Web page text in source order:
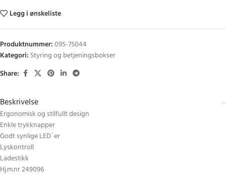
Legg i ønskeliste
Produktnummer:095-75044
Kategori: Styring og betjeningsbokser
Share:
Beskrivelse
Ergonomisk og stilfullt design
Enkle trykknapper
Godt synlige LED´er
Lyskontroll
Ladestikk
Hj.m.nr 249096